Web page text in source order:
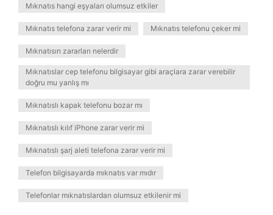
Mıknatıs hangi eşyaları olumsuz etkiler
Mıknatıs telefona zarar verir mi Mıknatıs telefonu çeker mi
Mıknatısın zararları nelerdir
Mıknatıslar cep telefonu bilgisayar gibi araçlara zarar verebilir
doğru mu yanlış mı
Mıknatıslı kapak telefonu bozar mı
Mıknatıslı kılıf iPhone zarar verir mi
Mıknatıslı şarj aleti telefona zarar verir mi
Telefon bilgisayarda mıknatıs var mıdır
Telefonlar mıknatıslardan olumsuz etkilenir mi